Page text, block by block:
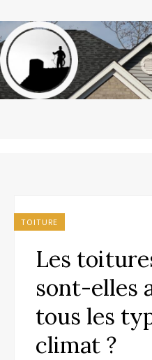
TOITURE
Les
sont-elles
tous les
climat ?